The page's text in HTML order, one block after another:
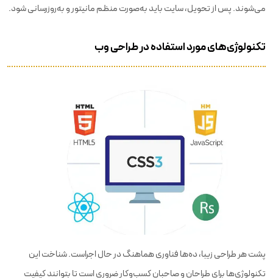
می‌شوند. پس از تحویل، سایت باید به‌صورت منظم مانیتور و به‌روزرسانی شود.
تکنولوژی‌های مورد استفاده در طراحی وب
پشت هر طراحی زیبا، ده‌ها فناوری هماهنگ در حال اجراست. شناخت این
تکنولوژی‌ها برای طراحان و صاحبان کسب‌وکار ضروری است تا بتوانند کیفیت